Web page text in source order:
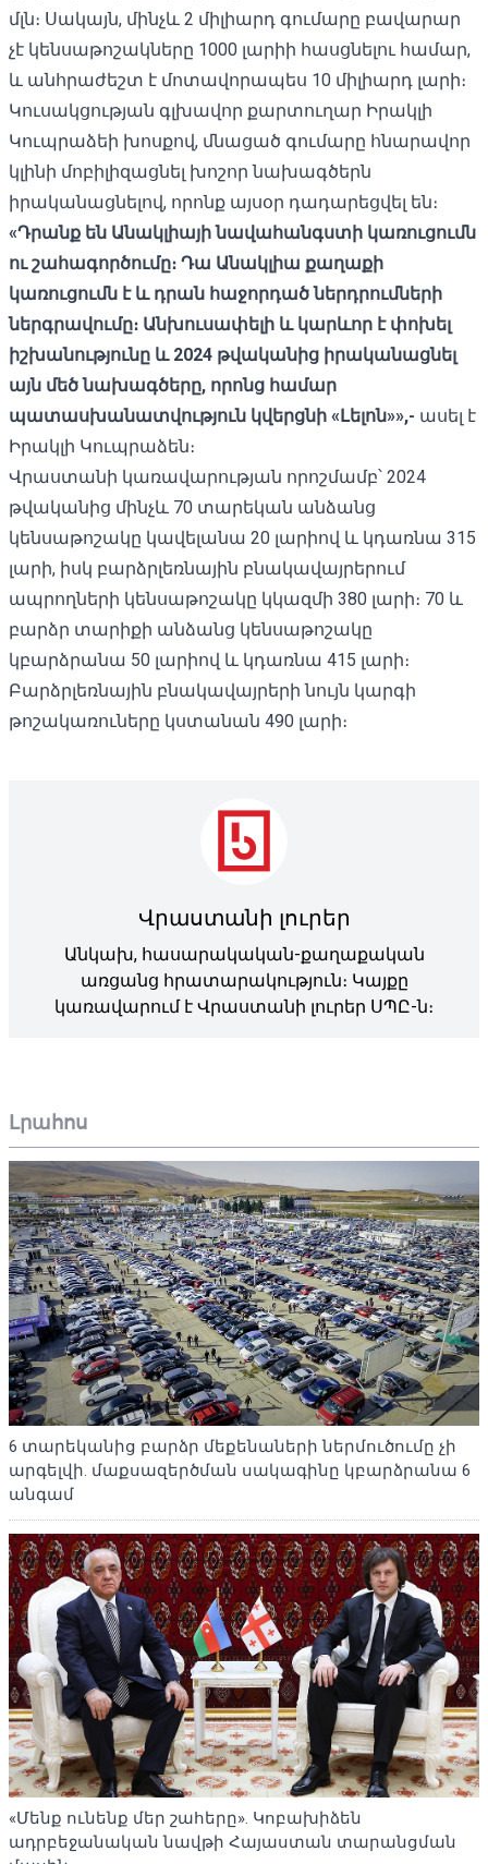
Լրահոս
6 տարեկանից բարձր մեքենաների ներմուծումը չի
արգելվի. մաքսազերծման սակագինը կբարձրանա 6
անգամ
«Մենք ունենք մեր շահերը». Կոբախիձեն
ադրբեջանական նավթի Հայաստան տարանցման
մլն։ Սակայն, մինչև 2 միլիարդ գումարը բավարար
չէ կենսաթոշակները 1000 լարիի հասցնելու համար,
և անհրաժեշտ է մոտավորապես 10 միլիարդ լարի։
Կուսակցության գլխավոր քարտուղար Իրակլի
Կուպրաձեի խոսքով, մնացած գումարը հնարավոր
կլինի մոբիլիզացնել խոշոր նախագծերն
իրականացնելով, որոնք այսօր դադարեցվել են։
«Դրանք են Անակլիայի նավահանգստի կառուցումն
ու շահագործումը։ Դա Անակլիա քաղաքի
կառուցումն է և դրան հաջորդած ներդրումների
ներգրավումը։ Անխուսափելի և կարևոր է փոխել
իշխանությունը և 2024 թվականից իրականացնել
այն մեծ նախագծերը, որոնց համար
պատասխանատվություն կվերցնի «Լելոն»»,- ասել է
Իրակլի Կուպրաձեն։
Վրաստանի կառավարության որոշմամբ՝ 2024
թվականից մինչև 70 տարեկան անձանց
կենսաթոշակը կավելանա 20 լարիով և կդառնա 315
լարի, իսկ բարձրլեռնային բնակավայրերում
ապրողների կենսաթոշակը կկազմի 380 լարի։ 70 և
բարձր տարիքի անձանց կենսաթոշակը
կբարձրանա 50 լարիով և կդառնա 415 լարի։
Բարձրլեռնային բնակավայրերի նույն կարգի
թոշակառուները կստանան 490 լարի։
Վրաստանի լուրեր
Անկախ, հասարակական-քաղաքական
առցանց հրատարակություն։ Կայքը
կառավարում է Վրաստանի լուրեր ՍՊԸ-ն։